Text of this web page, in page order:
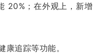
20%；在外观上，新
追踪等功能。